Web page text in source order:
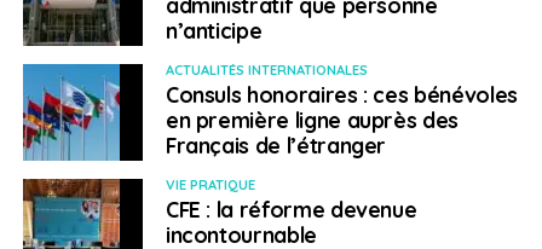
n’anticipe
ACTUALITÉS INTERNATIONALES
Consuls honoraires : ces bénévoles
en première ligne auprès des
Français de l’étranger
VIE PRATIQUE
CFE : la réforme devenue
incontournable